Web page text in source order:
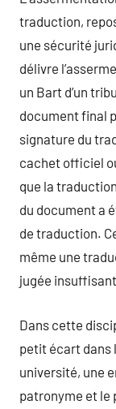
traduction,
une sécurité
délivre
un Bart d’un
document final
signature du
cachet officiel
que la
du document a
de traduction.
même une
jugée
Dans cette
petit écart dans
université, une
patronyme et le